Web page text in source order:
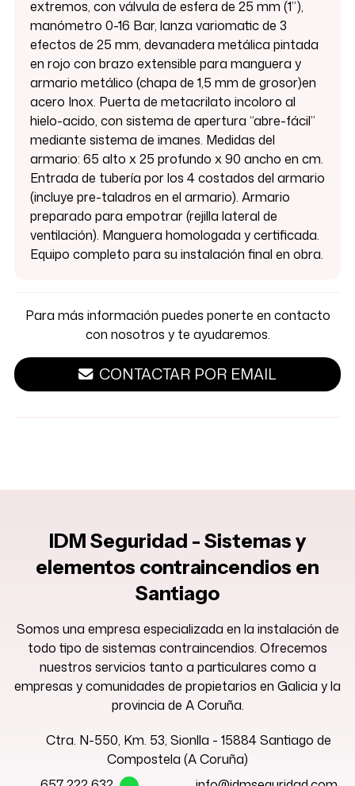
Para más información puedes ponerte en contacto
con nosotros y te ayudaremos.
CONTACTAR POR EMAIL
extremos, con válvula de esfera de 25 mm (1”),
manómetro 0-16 Bar, lanza variomatic de 3
efectos de 25 mm, devanadera metálica pintada
en rojo con brazo extensible para manguera y
armario metálico (chapa de 1,5 mm de grosor)en
acero Inox. Puerta de metacrilato incoloro al
hielo-acido, con sistema de apertura “abre-fácil”
mediante sistema de imanes. Medidas del
armario: 65 alto x 25 profundo x 90 ancho en cm.
Entrada de tubería por los 4 costados del armario
(incluye pre-taladros en el armario). Armario
preparado para empotrar (rejilla lateral de
ventilación). Manguera homologada y certificada.
Equipo completo para su instalación final en obra.
IDM Seguridad - Sistemas y
elementos contraincendios en
Santiago
Somos una empresa especializada en la instalación de
todo tipo de sistemas contraincendios. Ofrecemos
nuestros servicios tanto a particulares como a
empresas y comunidades de propietarios en Galicia y la
provincia de A Coruña.
Ctra. N-550, Km. 53, Sionlla - 15884 Santiago de
Compostela (A Coruña)